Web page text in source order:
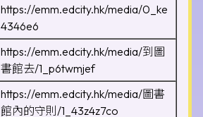
https://emm.edcity.hk/media/0_ke
4346e6
https://emm.edcity.hk/media/到圖
書館去/1_p6twmjef
https://emm.edcity.hk/media/圖書
館內的守則/1_43z4z7co